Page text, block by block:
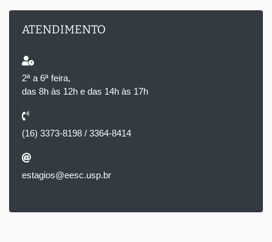
ATENDIMENTO
2ª a 6ª feira,
das 8h às 12h e das 14h às 17h
(16) 3373-8198 / 3364-8414
estagios@eesc.usp.br